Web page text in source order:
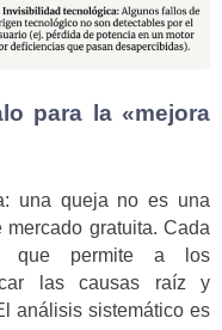
para la «mejora
una queja no es una
gratuita. Cada
que permite a los
las causas raíz y
análisis sistemático es